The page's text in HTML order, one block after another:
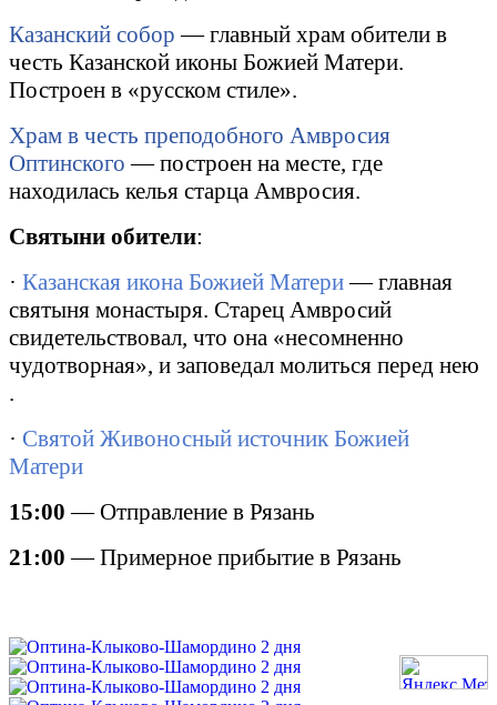
Казанский собор — главный храм обители в
честь Казанской иконы Божией Матери.
Построен в «русском стиле».
Храм в честь преподобного Амвросия
Оптинского — построен на месте, где
находилась келья старца Амвросия.
Святыни обители:
· Казанская икона Божией Матери— главная
святыня монастыря. Старец Амвросий
свидетельствовал, что она «несомненно
чудотворная», и заповедал молиться перед нею
.
· Святой Живоносный источник Божией
Матери
15:00 — Отправление в Рязань
21:00 — Примерное прибытие в Рязань